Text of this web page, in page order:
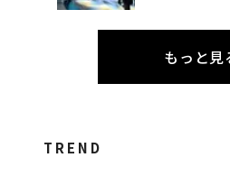
もっと見
TREND